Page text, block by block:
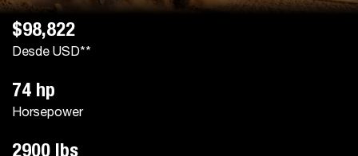
$98,822
Desde USD**
74 hp
Horsepower
2900 lbs